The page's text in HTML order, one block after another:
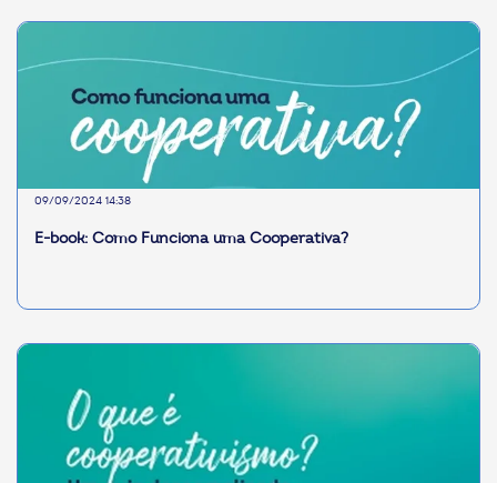
09/09/2024 14:38
E-book: Como Funciona uma Cooperativa?